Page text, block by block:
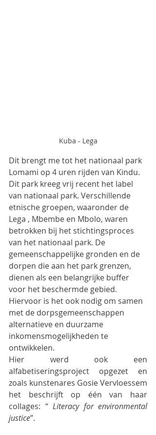
Kuba - Lega
Dit brengt me tot het nationaal park
Lomami op 4 uren rijden van Kindu.
Dit park kreeg vrij recent het label
van nationaal park. Verschillende
etnische groepen, waaronder de
Lega , Mbembe en Mbolo, waren
betrokken bij het stichtingsproces
van het nationaal park. De
gemeenschappelijke gronden en de
dorpen die aan het park grenzen,
dienen als een belangrijke buffer
voor het beschermde gebied.
Hiervoor is het ook nodig om samen
met de dorpsgemeenschappen
alternatieve en duurzame
inkomensmogelijkheden te
ontwikkelen.
Hier werd ook een
alfabetiseringsproject opgezet en
zoals kunstenares Gosie Vervloessem
het beschrijft op één van haar
collages: “ Literacy for environmental
justice”.